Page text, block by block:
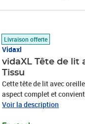
Livraison offerte
Vidaxl
vidaXL Tête de lit
Tissu
Cette tête de lit avec
aspect complet et
présente un aspect simple
Voir la description
Prix barré 163,99 €
Prix 137,09€